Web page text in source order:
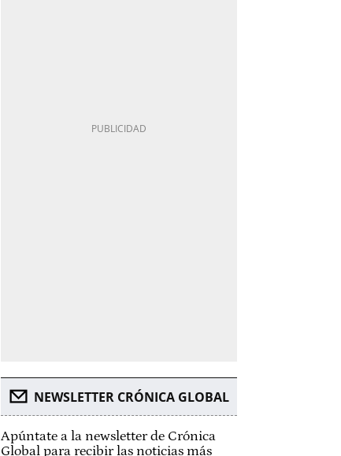
NEWSLETTER CRÓNICA GLOBAL
Apúntate a la newsletter de Crónica
Global para recibir las noticias más